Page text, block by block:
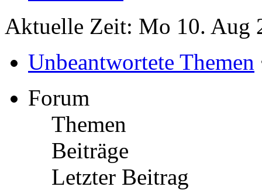
Aktuelle Zeit: Mo 10. Aug
Unbeantwortete Themen
Forum
Themen
Beiträge
Letzter Beitrag